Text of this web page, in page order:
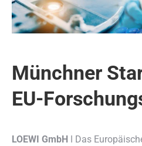
Münchner
EU-
LOEWI GmbH ǀ Das